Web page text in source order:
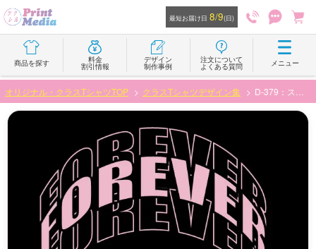
最短お届け日 8/9(日)
商品を探す 料金
割引情報
デザイン
制作事例
注文について
よくある質問 メニュー
オリジナル・クラスTシャツTOP クラスTシャツデザイン集